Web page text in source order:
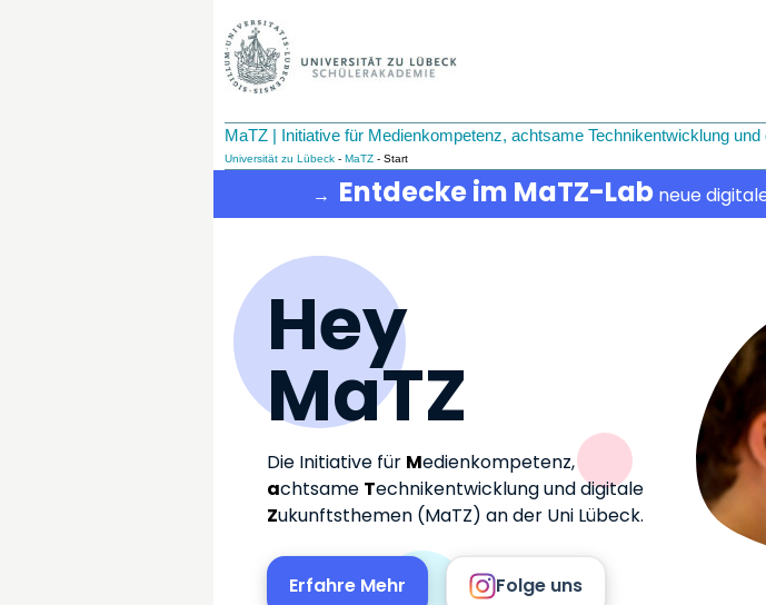
MaTZ | Initiative für Medienkompetenz, achtsame Technikentwicklung und
Universität zu Lübeck - MaTZ - Start
→ Entdecke im MaTZ-Lab neue
Hey
MaTZ
Die Initiative für Medien­kompetenz,
achtsame Technikentwicklung und digitale
Zukunftsthemen (MaTZ) an der Uni Lübeck.
Erfahre Mehr Folge uns